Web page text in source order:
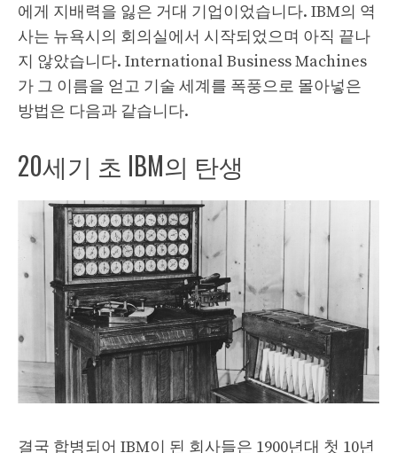
에게 지배력을 잃은 거대 기업이었습니다. IBM의 역
사는 뉴욕시의 회의실에서 시작되었으며 아직 끝나
지 않았습니다. International Business Machines
가 그 이름을 얻고 기술 세계를 폭풍으로 몰아넣은
방법은 다음과 같습니다.
20세기 초 IBM의 탄생
결국 합병되어 IBM이 된 회사들은 1900년대 첫 10년